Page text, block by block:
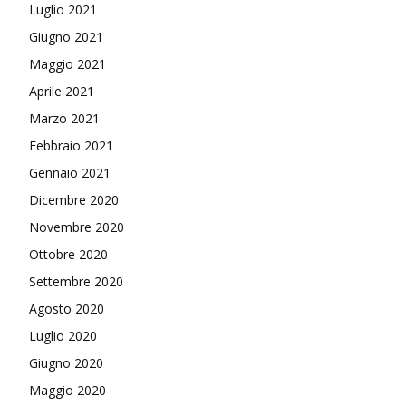
Luglio 2021
Giugno 2021
Maggio 2021
Aprile 2021
Marzo 2021
Febbraio 2021
Gennaio 2021
Dicembre 2020
Novembre 2020
Ottobre 2020
Settembre 2020
Agosto 2020
Luglio 2020
Giugno 2020
Maggio 2020